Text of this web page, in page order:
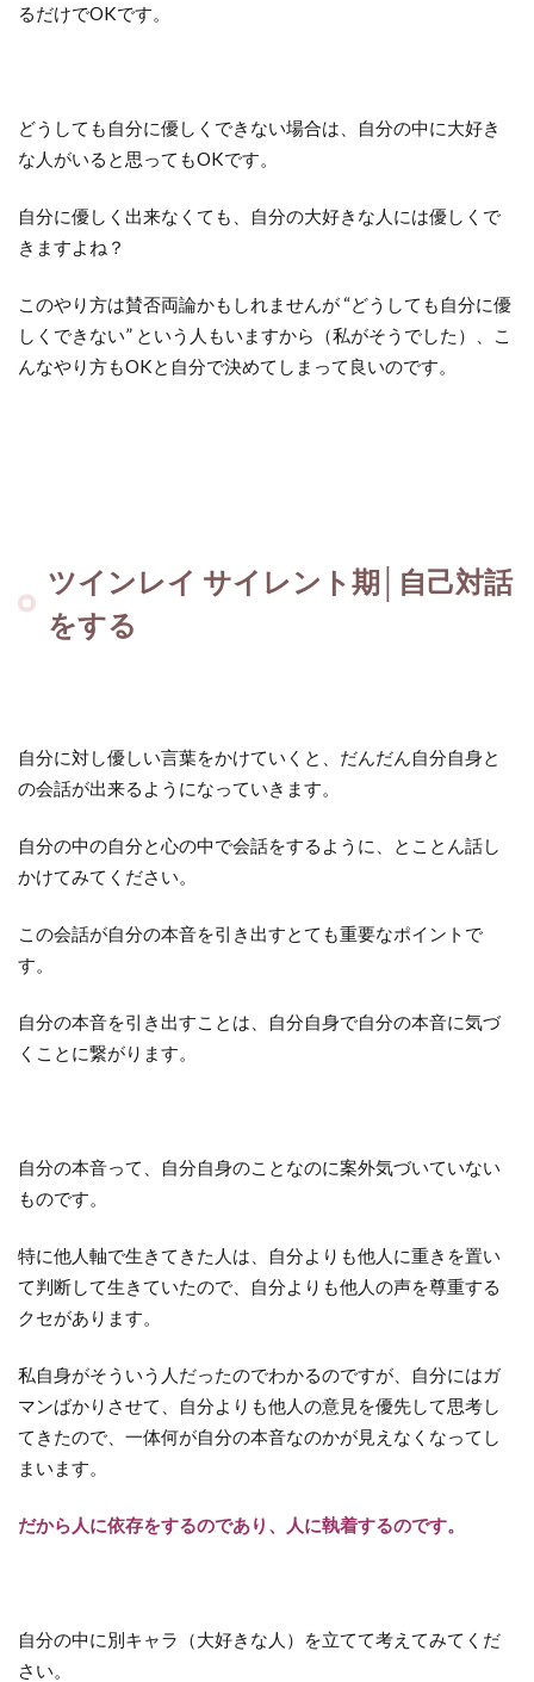
るだけでOKです。
どうしても自分に優しくできない場合は、自分の中に大好き
な人がいると思ってもOKです。
自分に優しく出来なくても、自分の大好きな人には優しくで
きますよね？
このやり方は賛否両論かもしれませんが “どうしても自分に優
しくできない” という人もいますから（私がそうでした）、こ
んなやり方もOKと自分で決めてしまって良いのです。
ツインレイ サイレント期│自己対話
をする
自分に対し優しい言葉をかけていくと、だんだん自分自身と
の会話が出来るようになっていきます。
自分の中の自分と心の中で会話をするように、とことん話し
かけてみてください。
この会話が自分の本音を引き出すとても重要なポイントで
す。
自分の本音を引き出すことは、自分自身で自分の本音に気づ
くことに繋がります。
自分の本音って、自分自身のことなのに案外気づいていない
ものです。
特に他人軸で生きてきた人は、自分よりも他人に重きを置い
て判断して生きていたので、自分よりも他人の声を尊重する
クセがあります。
私自身がそういう人だったのでわかるのですが、自分にはガ
マンばかりさせて、自分よりも他人の意見を優先して思考し
てきたので、一体何が自分の本音なのかが見えなくなってし
まいます。
だから人に依存をするのであり、人に執着するのです。
自分の中に別キャラ（大好きな人）を立てて考えてみてくだ
さい。